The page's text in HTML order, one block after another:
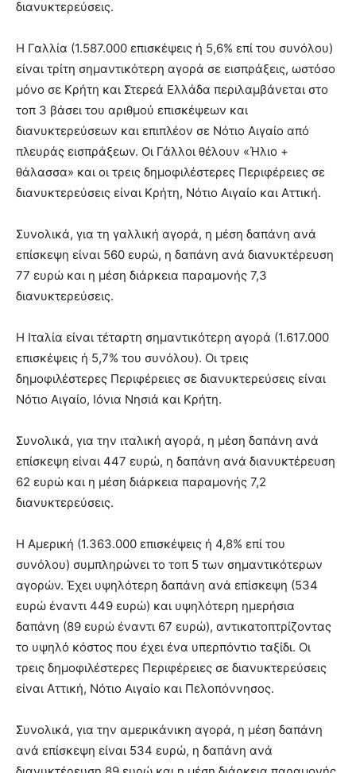
διανυκτερεύσεις.
Η Γαλλία (1.587.000 επισκέψεις ή 5,6% επί του συνόλου)
είναι τρίτη σημαντικότερη αγορά σε εισπράξεις, ωστόσο
μόνο σε Κρήτη και Στερεά Ελλάδα περιλαμβάνεται στο
τοπ 3 βάσει του αριθμού επισκέψεων και
διανυκτερεύσεων και επιπλέον σε Νότιο Αιγαίο από
πλευράς εισπράξεων. Οι Γάλλοι θέλουν «Ήλιο +
θάλασσα» και οι τρεις δημοφιλέστερες Περιφέρειες σε
διανυκτερεύσεις είναι Κρήτη, Νότιο Αιγαίο και Αττική.
Συνολικά, για τη γαλλική αγορά, η μέση δαπάνη ανά
επίσκεψη είναι 560 ευρώ, η δαπάνη ανά διανυκτέρευση
77 ευρώ και η μέση διάρκεια παραμονής 7,3
διανυκτερεύσεις.
Η Ιταλία είναι τέταρτη σημαντικότερη αγορά (1.617.000
επισκέψεις ή 5,7% του συνόλου). Οι τρεις
δημοφιλέστερες Περιφέρειες σε διανυκτερεύσεις είναι
Νότιο Αιγαίο, Ιόνια Νησιά και Κρήτη.
Συνολικά, για την ιταλική αγορά, η μέση δαπάνη ανά
επίσκεψη είναι 447 ευρώ, η δαπάνη ανά διανυκτέρευση
62 ευρώ και η μέση διάρκεια παραμονής 7,2
διανυκτερεύσεις.
Η Αμερική (1.363.000 επισκέψεις ή 4,8% επί του
συνόλου) συμπληρώνει το τοπ 5 των σημαντικότερων
αγορών. Έχει υψηλότερη δαπάνη ανά επίσκεψη (534
ευρώ έναντι 449 ευρώ) και υψηλότερη ημερήσια
δαπάνη (89 ευρώ έναντι 67 ευρώ), αντικατοπτρίζοντας
το υψηλό κόστος που έχει ένα υπερπόντιο ταξίδι. Οι
τρεις δημοφιλέστερες Περιφέρειες σε διανυκτερεύσεις
είναι Αττική, Νότιο Αιγαίο και Πελοπόννησος.
Συνολικά, για την αμερικάνικη αγορά, η μέση δαπάνη
ανά επίσκεψη είναι 534 ευρώ, η δαπάνη ανά